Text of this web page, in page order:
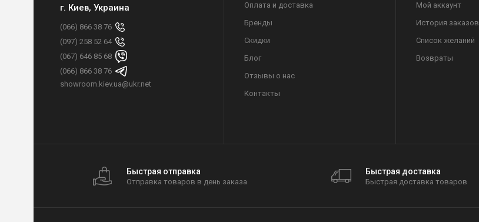
г. Киев, Украина
(066) 866 38 76
(097) 258 52 64
(067) 646 85 68
(066) 866 38 76
showroom.kiev.ua@ukr.net
Оплата и доставка
Бренды
Скидки
Блог
Отзывы о нас
Контакты
Мой аккаунт
История заказов
Список желаний
Возвраты
Быстрая отправка
Отправка товаров в день заказа
Быстрая доставка
Быстрая доставка товаров